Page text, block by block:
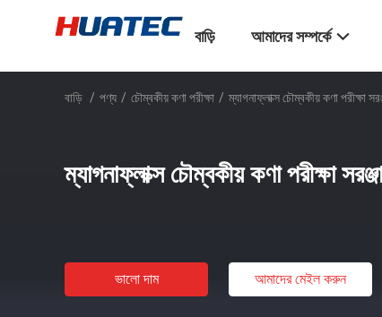
বাড়ি আমাদের সম্পর্কে
বাড়ি / পণ্য / চৌম্বকীয় কণা পরীক্ষা / ম্যাগনাফ্লাক্স চৌম্বকীয় কণা পরীক্ষা
ম্যাগনাফ্লাক্স চৌম্বকীয় কণা পরীক্ষা
ভালো দাম আমাদের মেইল ​​করুন